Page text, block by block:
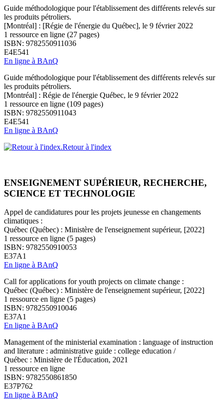
Guide méthodologique pour l'établissement des différents relevés sur
les produits pétroliers.
[Montréal] : [Régie de l'énergie du Québec], le 9 février 2022
1 ressource en ligne (27 pages)
ISBN: 9782550911036
E4E541
En ligne à BAnQ
Guide méthodologique pour l'établissement des différents relevés sur
les produits pétroliers.
[Montréal] : Régie de l'énergie Québec, le 9 février 2022
1 ressource en ligne (109 pages)
ISBN: 9782550911043
E4E541
En ligne à BAnQ
Retour à l'index
ENSEIGNEMENT SUPÉRIEUR, RECHERCHE,
SCIENCE ET TECHNOLOGIE
Appel de candidatures pour les projets jeunesse en changements
climatiques :
Québec (Québec) : Ministère de l'enseignement supérieur, [2022]
1 ressource en ligne (5 pages)
ISBN: 9782550910053
E37A1
En ligne à BAnQ
Call for applications for youth projects on climate change :
Québec (Québec) : Ministère de l'enseignement supérieur, [2022]
1 ressource en ligne (5 pages)
ISBN: 9782550910046
E37A1
En ligne à BAnQ
Management of the ministerial examination : language of instruction
and literature : administrative guide : college education /
Québec : Ministère de l'Éducation, 2021
1 ressource en ligne
ISBN: 9782550861850
E37P762
En ligne à BAnQ